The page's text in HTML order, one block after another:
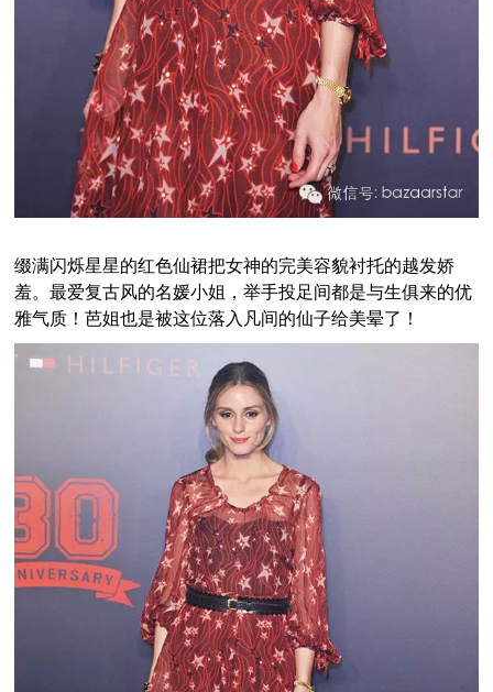
缀满闪烁星星的红色仙裙把女神的完美容貌衬托的越发娇
羞。最爱复古风的名媛小姐，举手投足间都是与生俱来的优
雅气质！芭姐也是被这位落入凡间的仙子给美晕了！